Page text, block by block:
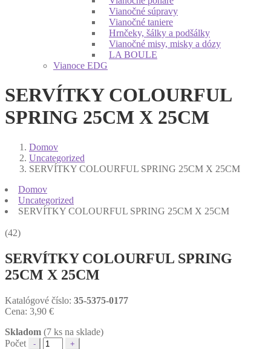
Vianočné súpravy
Vianočné taniere
Hrnčeky, šálky a podšálky
Vianočné misy, misky a dózy
LA BOULE
Vianoce EDG
SERVÍTKY COLOURFUL
SPRING 25CM X 25CM
Domov
Uncategorized
SERVÍTKY COLOURFUL SPRING 25CM X 25CM
Domov
Uncategorized
SERVÍTKY COLOURFUL SPRING 25CM X 25CM
(42)
SERVÍTKY COLOURFUL SPRING
25CM X 25CM
Katalógové číslo: 35-5375-0177
Cena: 3,90 €
Skladom (7 ks na sklade)
Počet